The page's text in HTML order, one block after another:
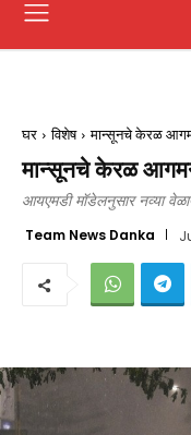
घर विशेष मान्सूनचे केरळ
मान्सूनचे केरळ
आयएमडी मॉडेलनुसार नव्या
Team News Danka